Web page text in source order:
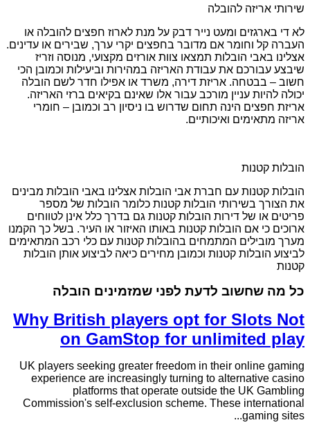
שירותי אריזה להובלה
לא די בארגזים ומעט נייר דבק על מנת לארוז חפצים להובלה או
העברה קל וחומר אם מדובר בחפצים יקרי ערך, שבירים או עדינים.
אצלינו באבי הובלות תמצאו צוות אורזים מקצועי, מנוסה וזריז
שיבצע עבורכם את עבודת האריזה במהירות וביעילות וכמובן הכי
חשוב – בבטחה. אריזת דירה, משרד או אפילו חדר לשם הובלה
יכולה להיות עניין מורכב עבור אלו שאינם בקיאים ברזי האריזה.
אריזת חפצים הינה תחום שדרוש בו ניסיון רב וכמובן – חומרי
אריזה מתאימים ואיכותיים.
הובלות קטנות
הובלות קטנות עם חברת אבי הובלות אצלינו באבי הובלות מבינים
את הצורך בשירותי הובלות קטנות כלומר הובלות של מספר
פריטים או של דירות הובלות קטנות גם בדרך כלל אינן לטווחים
ארוכים כי אם הובלות קטנות באותו האיזור או העיר. בשל כך הקמנו
מערך מובילים המתמחים בהובלות קטנות עם כלי רכב המתאימים
לביצוע הובלות קטנות וכמובן מחירים כיאה לביצוע אותן הובלות
קטנות
כל מה שחשוב לדעת לפני שמזמינים הובלה
Why British players opt for Slots Not
on GamStop for unlimited play
UK players seeking greater freedom in their online gaming
experience are increasingly turning to alternative casino
platforms that operate outside the UK Gambling
Commission's self-exclusion scheme. These international
gaming sites...